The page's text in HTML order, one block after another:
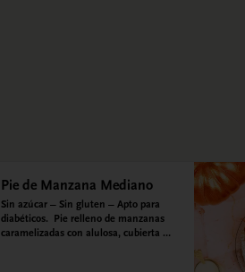
Pie de Manzana Mediano
Sin azúcar – Sin gluten – Apto para
diabéticos.  Pie relleno de manzanas
caramelizadas con alulosa, cubierta